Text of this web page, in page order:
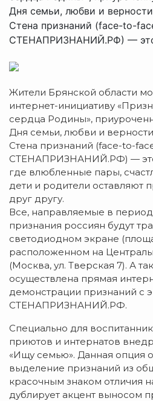
Дня семьи, любви и
Стена признаний (face-to-
СТЕНАПРИЗНАНИЙ.РФ) — это
Жители Брянской области
интернет-инициативу
сердца Родины»,
Дня семьи, любви и
Стена признаний (face-to-
СТЕНАПРИЗНАНИЙ.РФ) — это
где влюбленные пары,
дети и родители оставляют
друг другу.
Все, направляемые в период
признания россиян будут
светодиодном экране
расположенном на
(Москва, ул. Тверская 7). А
осуществлена прямая
демонстрации признаний с
СТЕНАПРИЗНАНИЙ.РФ.
Специально для
приютов и интернатов
«Ищу семью». Данная опция
выделение признаний из
красочным знаком отличия
дублирует акцент выносом